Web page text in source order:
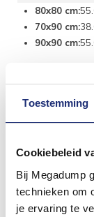
Toestemming
Cookiebeleid
Bij Megadump
technieken om
je ervaring te
80x80 cm:
70x90 cm:
90x90 cm: